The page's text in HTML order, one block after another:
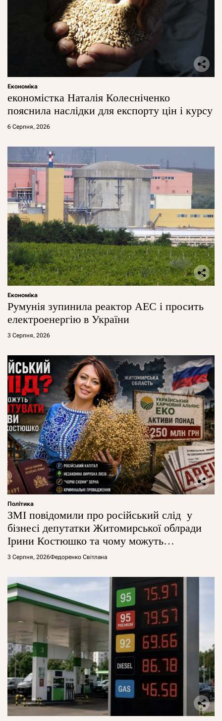
Економіка
економістка Наталія Колесніченко
пояснила наслідки для експорту цін і курсу
6 Серпня, 2026
Економіка
Румунія зупинила реактор АЕС і просить
електроенергію в України
3 Серпня, 2026
Політика
ЗМІ повідомили про російський слід у
бізнесі депутатки Житомирської облради
Ірини Костюшко та чому можуть
арештувати її активи
3 Серпня, 2026Федоренко Світлана